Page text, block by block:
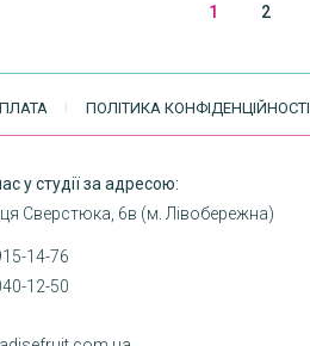
1 2
ПОЛІТИКА КОНФІДЕНЦІЙНОСТІ
у студії за адресою:
Сверстюка, 6в (м. Лівобережна)
14-76
12-50